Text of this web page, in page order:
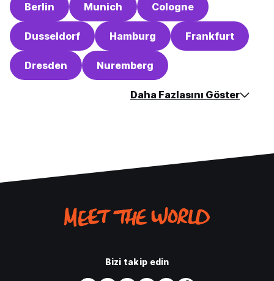
Berlin Munich Cologne
Dusseldorf Hamburg Frankfurt
Dresden Nuremberg
Daha Fazlasını Göster
Bizi takip edin